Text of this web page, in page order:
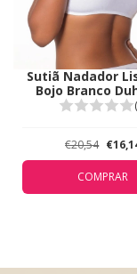
Sutiã Nadador
Bojo Branco
5124
€20,54
COMPRAR